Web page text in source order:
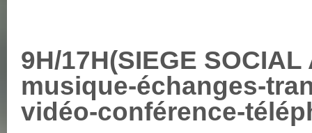
9H/17H(SIEGE
musique-échanges-
vidéo-conférence-